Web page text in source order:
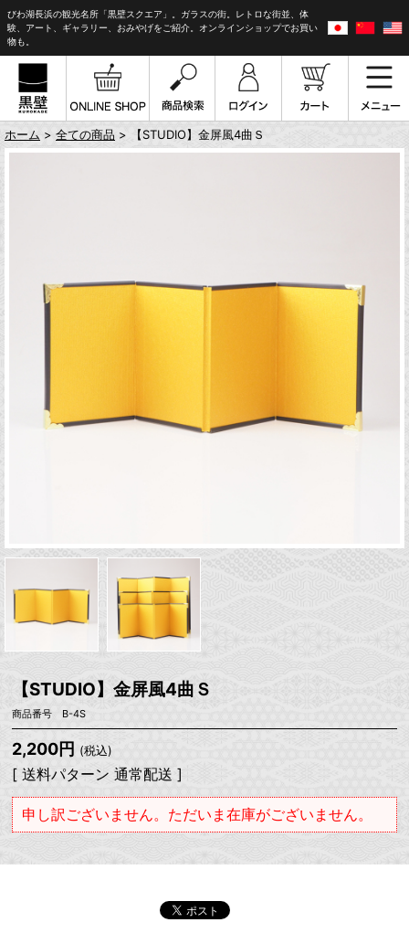
びわ湖長浜の観光名所「黒壁スクエア」。ガラスの街。レトロな街並、体
験、アート、ギャラリー、おみやげをご紹介。オンラインショップでお買い
物も。
ホーム > 全ての商品 > 【STUDIO】金屏風4曲Ｓ
【STUDIO】金屏風4曲Ｓ
商品番号 B-4S
2,200円 (税込)
[ 送料パターン 通常配送 ]
申し訳ございません。ただいま在庫がございません。